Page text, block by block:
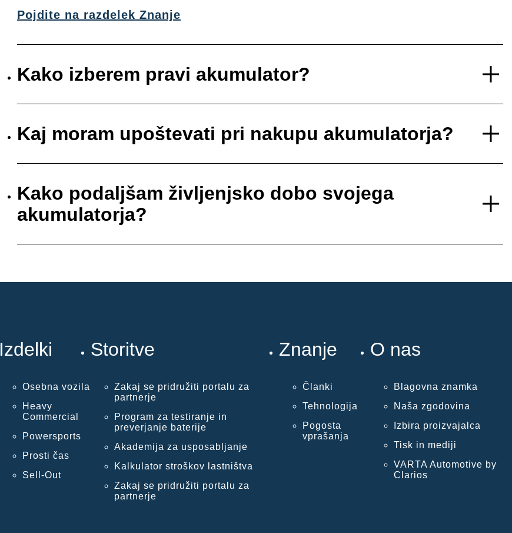
Pojdite na razdelek Znanje
Kako izberem pravi akumulator?
Kaj moram upoštevati pri nakupu akumulatorja?
Kako podaljšam življenjsko dobo svojega
akumulatorja?
Izdelki
Osebna vozila
Heavy
Commercial
Powersports
Prosti čas
Sell-Out
Storitve
Zakaj se pridružiti portalu za
partnerje
Program za testiranje in
preverjanje baterije
Akademija za usposabljanje
Kalkulator stroškov lastništva
Zakaj se pridružiti portalu za
partnerje
Znanje
Članki
Tehnologija
Pogosta
vprašanja
O nas
Blagovna znamka
Naša zgodovina
Izbira proizvajalca
Tisk in mediji
VARTA Automotive by
Clarios